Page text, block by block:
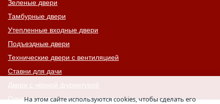
Зеленые двери
Тамбурные двери
Утепленные входные двери
Подъездные двери
Технические двери с вентиляцией
Ставни для дачи
Двери с чёрной фурнитурой
Одностворчатые технические двери
На этом сайте используются cookies, чтобы сделать его